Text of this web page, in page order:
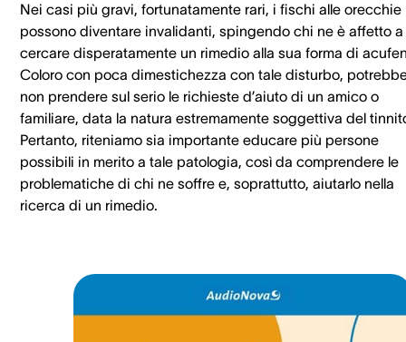
Nei casi più gravi, fortunatamente rari, i fischi alle orecchie
possono diventare invalidanti, spingendo chi ne è affetto a
cercare disperatamente un rimedio alla sua forma di
Coloro con poca dimestichezza con tale disturbo,
non prendere sul serio le richieste d’aiuto di un amico o
familiare, data la natura estremamente soggettiva del
Pertanto, riteniamo sia importante educare più persone
possibili in merito a tale patologia, così da comprendere le
problematiche di chi ne soffre e, soprattutto, aiutarlo nella
ricerca di un rimedio.